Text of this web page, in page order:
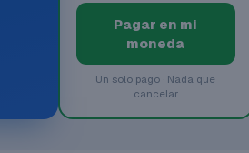
Pagar en mi
moneda
Un solo pago · Nada que
cancelar